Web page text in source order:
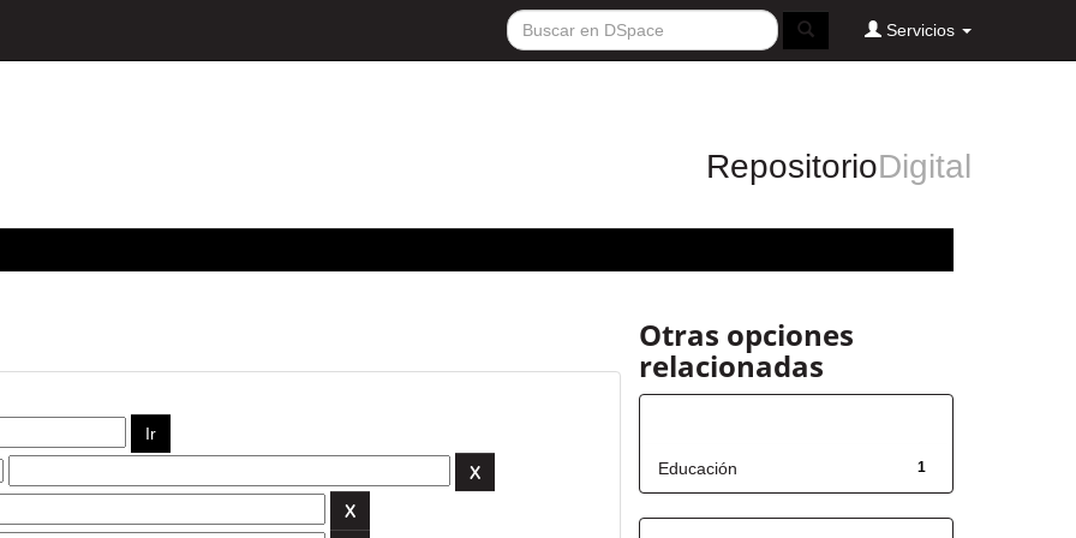
Servicios
RepositorioDigital
Otras opciones
relacionadas
1
Educación